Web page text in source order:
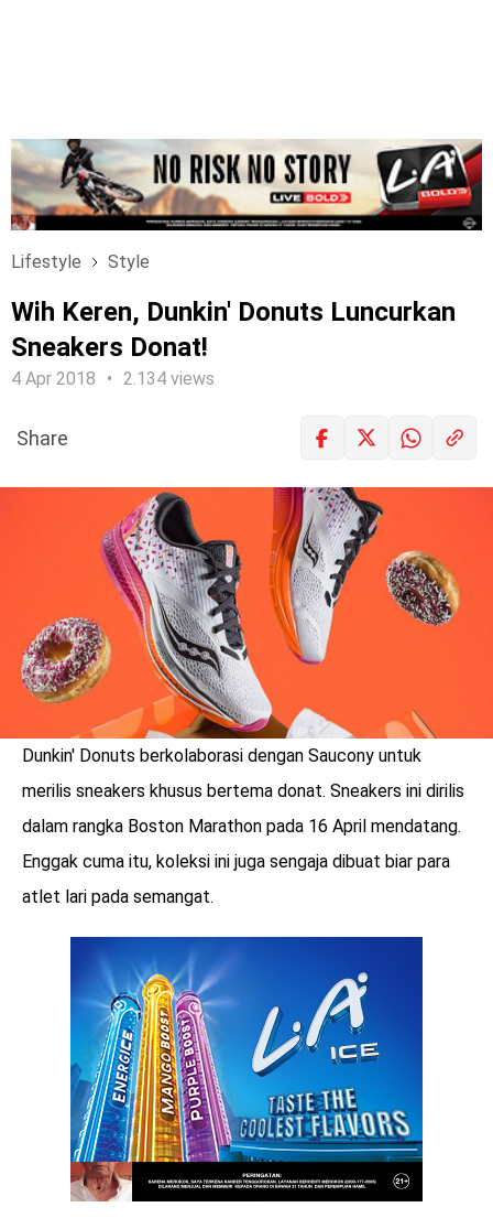
Lifestyle Style
Wih Keren, Dunkin' Donuts Luncurkan
Sneakers Donat!
4 Apr 2018 2.134 views
menarik
Share
Dunkin' Donuts berkolaborasi dengan Saucony untuk
merilis sneakers khusus bertema donat. Sneakers ini dirilis
dalam rangka Boston Marathon pada 16 April mendatang.
Enggak cuma itu, koleksi ini juga sengaja dibuat biar para
atlet lari pada semangat.